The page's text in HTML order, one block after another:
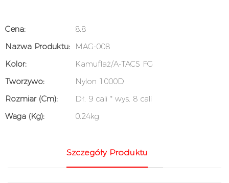
Cena:
8.8
Nazwa Produktu:
MAG-008
Kolor:
Kamuflaż/A-TACS FG
Tworzywo:
Nylon 1000D
Rozmiar (cm):
Dł. 9 cali * wys. 8 cali
Waga (kg):
0.24kg
Szczegóły Produktu